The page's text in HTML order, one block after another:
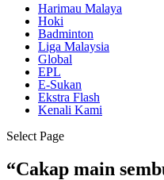
Harimau Malaya
Hoki
Badminton
Liga Malaysia
Global
EPL
E-Sukan
Ekstra Flash
Kenali Kami
Select Page
“Cakap main